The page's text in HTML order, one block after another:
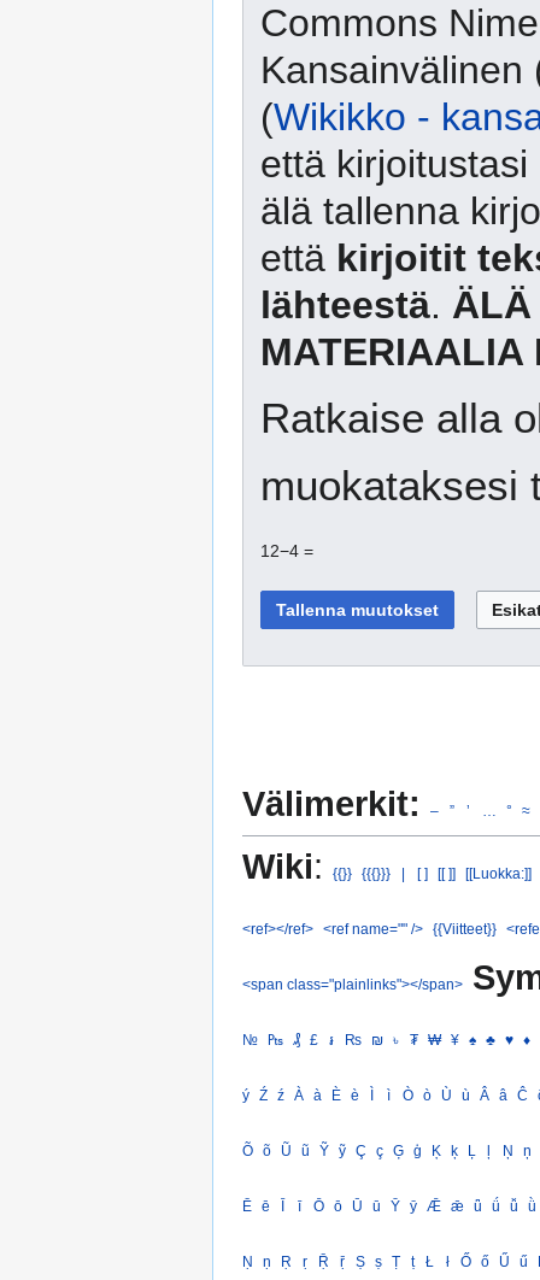
Commons
Kansainvälinen
(Wikikko -
että
älä tallenna
että kirjoitit
lähteestä. ÄLÄ
MATERIAALIA
Ratkaise alla
muokataksesi
12−4 =
Välimerkit: – ” ’ ° ≈
Wiki: {{}} {{{}}} | [ ] [[ ]] [[Luokka:]]
<ref></ref> <ref name="" /> {{Viitteet}}
<span class="plainlinks"></span>
№ ₧ ₰ £ ៛ ₨ ₪ ৳ ₮ ₩ ¥ ♠ ♣ ♥ ♦
ý Ź ź À à È è Ì ì Ò ò Ù ù Â â Ĉ
Õ õ Ũ ũ Ỹ ỹ Ç ç Ģ ģ Ķ ķ Ļ ļ Ņ ņ
Ē ē Ī ī Ō ō Ū ū Ȳ ȳ Ǣ ǣ ǖ ǘ ǚ ǜ
Ṇ ṇ Ṛ ṛ Ṝ ṝ Ṣ ṣ Ṭ ṭ Ł ł Ő ő Ű ű